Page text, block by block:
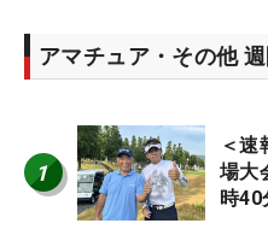
アマチュア・その他
1
＜速
場大
時40